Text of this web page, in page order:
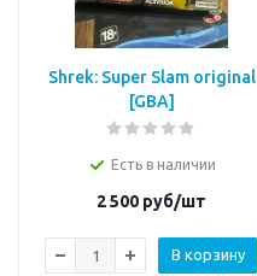
Shrek: Super Slam original
[GBA]
Есть в наличии
2 500 руб/шт
В корзину